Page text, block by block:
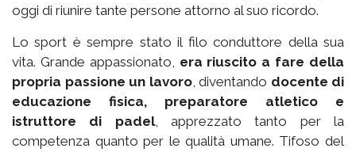
oggi di riunire tante persone attorno al suo ricordo.
Lo sport è sempre stato il filo conduttore della sua
vita. Grande appassionato, era riuscito a fare della
propria passione un lavoro, diventando docente di
educazione fisica, preparatore atletico e
istruttore di padel, apprezzato tanto per la
competenza quanto per le qualità umane. Tifoso del